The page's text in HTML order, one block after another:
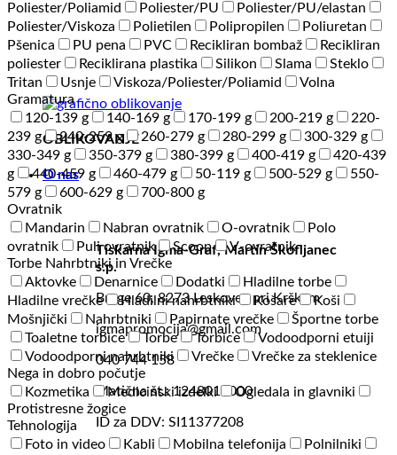
OBLIKOVANJE
O nas
Tiskarna Igma-Graf, Martin Škofljanec
s.p.
Brege 60, 8273 Leskovec pri Krškem
igmapromocija@gmail.com
040 744 158
Matična št.: 1248014000
ID za DDV: SI11377208
Poliester/Poliamid
Poliester/PU
Poliester/PU/elastan
Poliester/Viskoza
Polietilen Polipropilen
Poliuretan
Pšenica
PU pena PVC Recikliran bombaž
Recikliran
poliester
Reciklirana plastika Silikon Slama
Steklo
Tritan
Usnje Viskoza/Poliester/Poliamid
Volna
Gramatura
120-139 g
140-169 g 170-199 g 200-219 g
220-
239 g
240-259 g 260-279 g 280-299 g
300-329 g
330-349 g
350-379 g 380-399 g 400-419 g
420-439
g
440-459 g 460-479 g 50-119 g 500-529 g
550-
579 g
600-629 g
700-800 g
Ovratnik
Mandarin
Nabran ovratnik O-ovratnik
Polo
ovratnik
Puli ovratnik Scoop
V-ovratnik
Torbe Nahrbtniki in Vrečke
Aktovke
Denarnice Dodatki
Hladilne torbe
Hladilne vrečke
Hladilni nahrbtniki Košare
Koši
Mošnjički
Nahrbtniki Papirnate vrečke
Športne torbe
Toaletne torbice
Torbe Torbice
Vodoodporni etuiji
Vodoodporni nahrbtniki
Vrečke
Vrečke za steklenice
Nega in dobro počutje
Kozmetika
Medicinski izdelki
Ogledala in glavniki
Protistresne žogice
Tehnologija
Foto in video
Kabli Mobilna telefonija
Polnilniki